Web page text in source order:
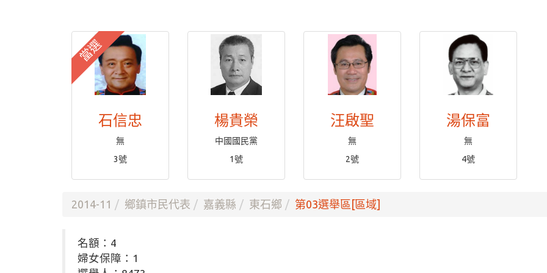
當選
石信忠
無
3號
楊貴榮
中國國民黨
1號
汪啟聖
無
2號
湯保富
無
4號
2014-11 鄉鎮市民代表 嘉義縣 東石鄉 第03選舉區[區域]
名額：4
婦女保障：1